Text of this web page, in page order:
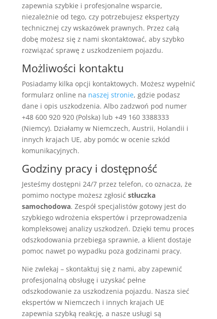
zapewnia szybkie i profesjonalne wsparcie,
niezależnie od tego, czy potrzebujesz ekspertyzy
technicznej czy wskazówek prawnych. Przez całą
dobę możesz się z nami skontaktować, aby szybko
rozwiązać sprawę z uszkodzeniem pojazdu.
Możliwości kontaktu
Posiadamy kilka opcji kontaktowych. Możesz wypełnić
formularz online na naszej stronie, gdzie podasz
dane i opis uszkodzenia. Albo zadzwoń pod numer
+48 600 920 920 (Polska) lub +49 160 3388333
(Niemcy). Działamy w Niemczech, Austrii, Holandii i
innych krajach UE, aby pomóc w ocenie szkód
komunikacyjnych.
Godziny pracy i dostępność
Jesteśmy dostępni 24/7 przez telefon, co oznacza, że
pomimo noctype możesz zgłosić stłuczka
samochodowa. Zespół specjalistów gotowy jest do
szybkiego wdrożenia ekspertów i przeprowadzenia
kompleksowej analizy uszkodzeń. Dzięki temu proces
odszkodowania przebiega sprawnie, a klient dostaje
pomoc nawet po wypadku poza godzinami pracy.
Nie zwlekaj – skontaktuj się z nami, aby zapewnić
profesjonalną obsługę i uzyskać pełne
odszkodowanie za uszkodzenia pojazdu. Nasza sieć
ekspertów w Niemczech i innych krajach UE
zapewnia szybką reakcję, a nasze usługi są